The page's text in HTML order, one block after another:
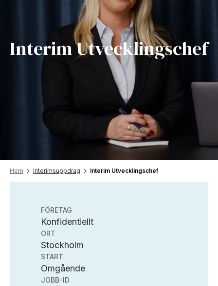
Interim Utvecklingschef
Hem Interimsuppdrag Interim Utvecklingschef
FÖRETAG
Konfidentiellt
ORT
Stockholm
START
Omgående
JOBB-ID